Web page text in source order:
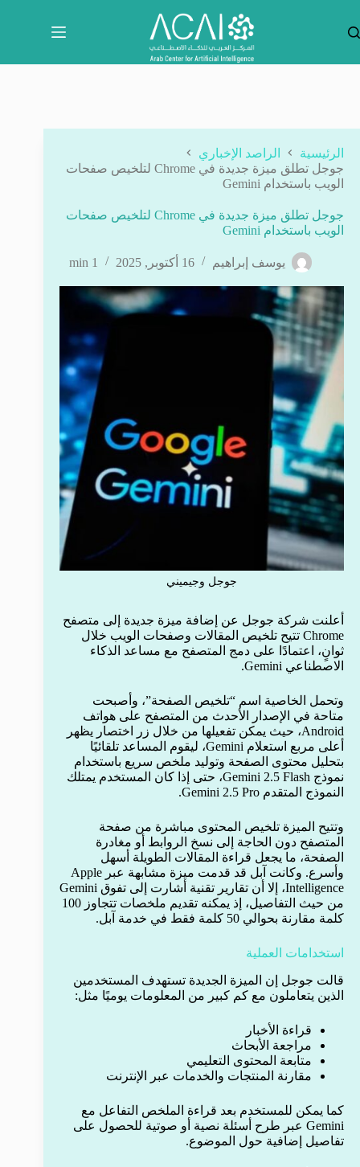
المحتوى
الرئيسية
الراصد الإخباري
جوجل تطلق ميزة جديدة في Chrome لتلخيص صفحات
الويب باستخدام Gemini
جوجل تطلق ميزة جديدة في Chrome لتلخيص صفحات
الويب باستخدام Gemini
يوسف إبراهيم 16 أكتوبر, 2025 1 min
جوجل وجيميني
أعلنت شركة جوجل عن إضافة ميزة جديدة إلى متصفح
Chrome تتيح تلخيص المقالات وصفحات الويب خلال
ثوانٍ، اعتمادًا على دمج المتصفح مع مساعد الذكاء
الاصطناعي Gemini.
وتحمل الخاصية اسم “تلخيص الصفحة”، وأصبحت
متاحة في الإصدار الأحدث من المتصفح على هواتف
Android، حيث يمكن تفعيلها من خلال زر اختصار يظهر
أعلى مربع استعلام Gemini، ليقوم المساعد تلقائيًا
بتحليل محتوى الصفحة وتوليد ملخص سريع باستخدام
نموذج Gemini 2.5 Flash، حتى إذا كان المستخدم يمتلك
النموذج المتقدم Gemini 2.5 Pro.
وتتيح الميزة تلخيص المحتوى مباشرة من صفحة
المتصفح دون الحاجة إلى نسخ الروابط أو مغادرة
الصفحة، ما يجعل قراءة المقالات الطويلة أسهل
وأسرع. وكانت آبل قد قدمت ميزة مشابهة عبر Apple
Intelligence، إلا أن تقارير تقنية أشارت إلى تفوق Gemini
من حيث التفاصيل، إذ يمكنه تقديم ملخصات تتجاوز 100
كلمة مقارنة بحوالي 50 كلمة فقط في خدمة آبل.
استخدامات العملية
قالت جوجل إن الميزة الجديدة تستهدف المستخدمين
الذين يتعاملون مع كم كبير من المعلومات يوميًا مثل:
قراءة الأخبار
مراجعة الأبحاث
متابعة المحتوى التعليمي
مقارنة المنتجات والخدمات عبر الإنترنت
كما يمكن للمستخدم بعد قراءة الملخص التفاعل مع
Gemini عبر طرح أسئلة نصية أو صوتية للحصول على
تفاصيل إضافية حول الموضوع.